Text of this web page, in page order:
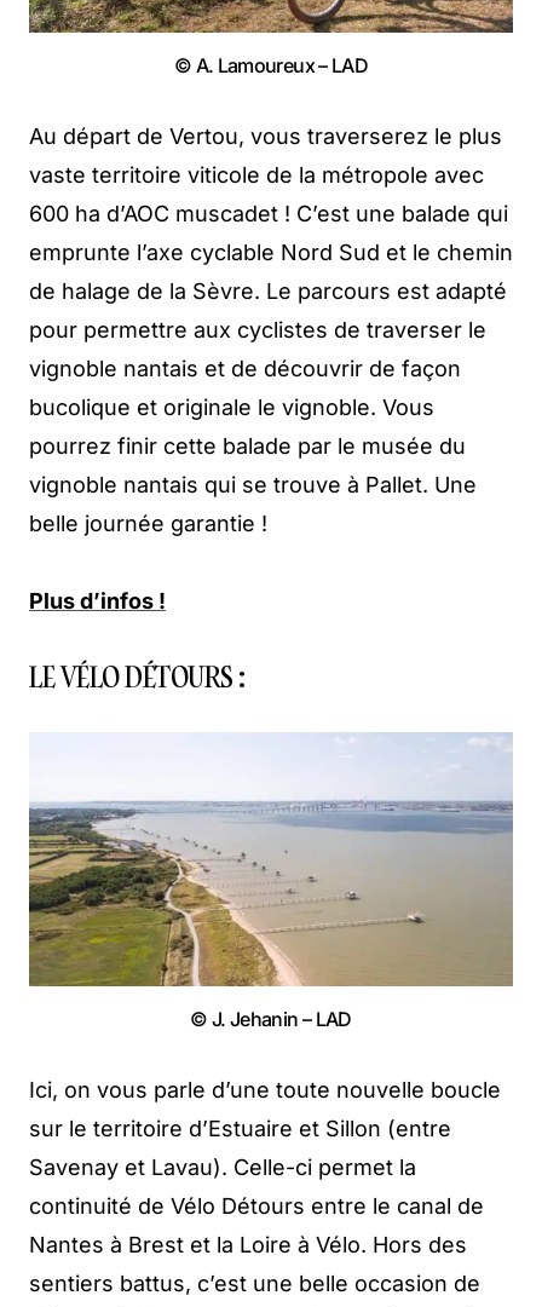
© A. Lamoureux – LAD
Au départ de Vertou, vous traverserez le plus
vaste territoire viticole de la métropole avec
600 ha d’AOC muscadet ! C’est une balade qui
emprunte l’axe cyclable Nord Sud et le chemin
de halage de la Sèvre. Le parcours est adapté
pour permettre aux cyclistes de traverser le
vignoble nantais et de découvrir de façon
bucolique et originale le vignoble. Vous
pourrez finir cette balade par le musée du
vignoble nantais qui se trouve à Pallet. Une
belle journée garantie !
Plus d’infos !
LE VÉLO DÉTOURS :
© J. Jehanin – LAD
Ici, on vous parle d’une toute nouvelle boucle
sur le territoire d’Estuaire et Sillon (entre
Savenay et Lavau). Celle-ci permet la
continuité de Vélo Détours entre le canal de
Nantes à Brest et la Loire à Vélo. Hors des
sentiers battus, c’est une belle occasion de